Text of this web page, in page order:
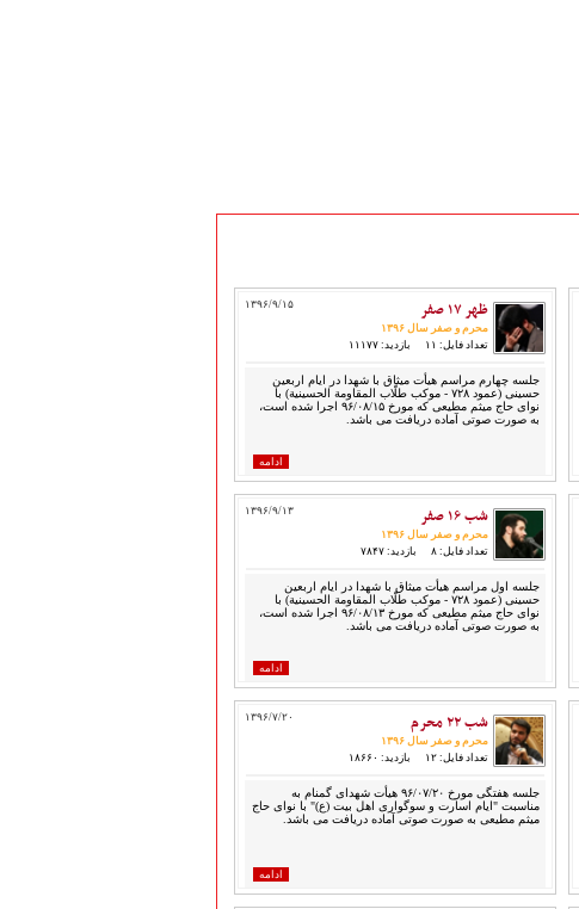
۱۳۹۶/۹/۱۵ ظهر ۱۷ صفر
محرم و صفر سال ۱۳۹۶
تعداد فایل: ۱۱
بازدید: ۱۱۱۷۷
جلسه چهارم مراسم هیأت میثاق با شهدا در ایام اربعین
حسینی (عمود ۷۲۸ - موکب طلّاب المقاومة الحسینیة) با
نوای حاج میثم مطیعی که مورخ ۹۶/۰۸/۱۵ اجرا شده است،
به صورت صوتی آماده دریافت می باشد.
ادامه
۱۳۹۶/۹/۱۳ شب ۱۶ صفر
محرم و صفر سال ۱۳۹۶
تعداد فایل: ۸
بازدید: ۷۸۴۷
جلسه اول مراسم هیأت میثاق با شهدا در ایام اربعین
حسینی (عمود ۷۲۸ - موکب طلّاب المقاومة الحسینیة) با
نوای حاج میثم مطیعی که مورخ ۹۶/۰۸/۱۳ اجرا شده است،
به صورت صوتی آماده دریافت می باشد.
ادامه
۱۳۹۶/۷/۲۰ شب ۲۲ محرم
محرم و صفر سال ۱۳۹۶
تعداد فایل: ۱۲
بازدید: ۱۸۶۶۰
جلسه هفتگی مورخ ۹۶/۰۷/۲۰ هیأت شهدای گمنام به
مناسبت "ایام اسارت و سوگواری اهل بیت (ع)" با نوای حاج
میثم مطیعی به صورت صوتی آماده دریافت می باشد.
ادامه